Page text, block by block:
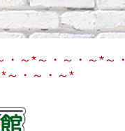
・～*～・～・～*～
～・～・～*